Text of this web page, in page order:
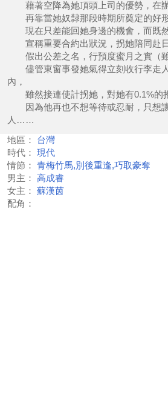
藉著空降為她頂頭上司的優勢，在辦
再靠當她奴隸那段時期所奠定的好形
現在只差能回她身邊的機會，而既然
宣稱重要合約出狀況，拐她陪同赴日
假出公差之名，行預度蜜月之實（雖
儘管東窗事發她氣得立刻收行李走
內，
雖然接連使計拐她，對她有0.1%的
因為他再也不想等待或忍耐，只想
人……
地區：
台灣
時代：
現代
情節：
青梅竹馬,別後重逢,巧取豪奪
男主：
高成睿
女主：
蘇漢茵
配角：